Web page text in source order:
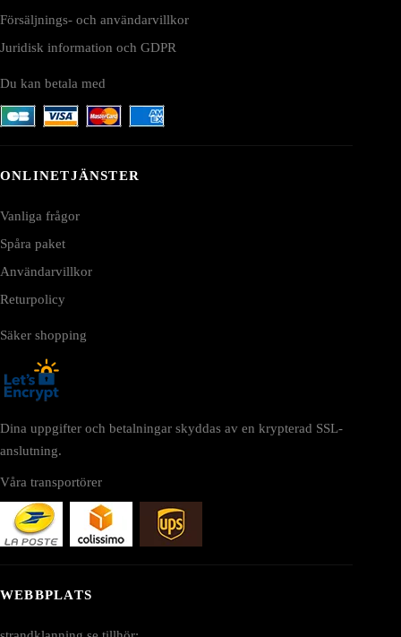
Försäljnings- och användarvillkor
Juridisk information och GDPR
Du kan betala med
ONLINETJÄNSTER
Vanliga frågor
Spåra paket
Användarvillkor
Returpolicy
Säker shopping
Dina uppgifter och betalningar skyddas av en krypterad SSL-
anslutning.
Våra transportörer
WEBBPLATS